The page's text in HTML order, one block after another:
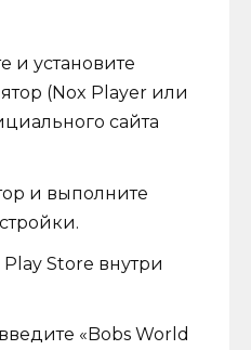
и установите
(Nox Player или
сайта
и выполните
Store внутри
«Bobs World